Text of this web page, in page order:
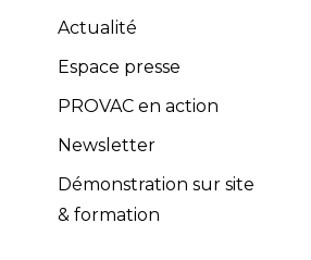
propose une offre complète de
contrats full service,
de garage. Nous sommes là
Provac commerciales et SAV
vos questions.
clients.
aux exigences de la norme iso
Actualité
Espace presse
PROVAC en action
Newsletter
Démonstration sur site
& formation